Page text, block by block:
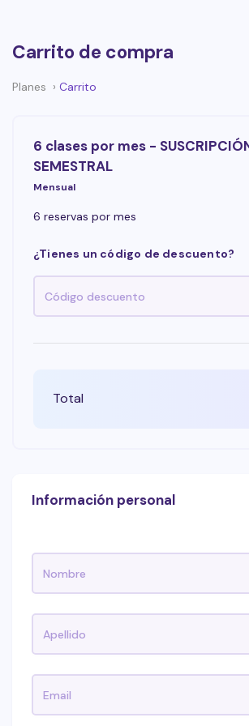
Carrito de compra
Planes Carrito
Información personal
6 clases por mes -
SEMESTRAL
Mensual
6 reservas por mes
¿Tienes un código de descuento?
Total